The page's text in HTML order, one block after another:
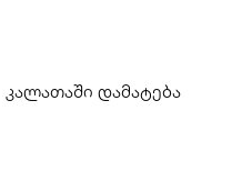
კალათაში დამატება